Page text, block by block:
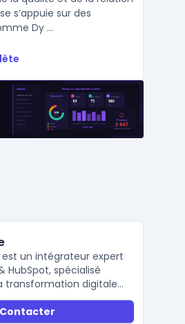
s’appuie sur des
Dy ...
est un intégrateur expert
HubSpot, spécialisé
transformation digitale
Contacter